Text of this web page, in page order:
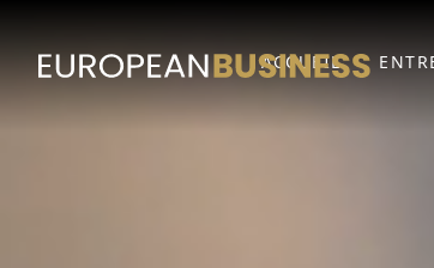
ACCUEIL